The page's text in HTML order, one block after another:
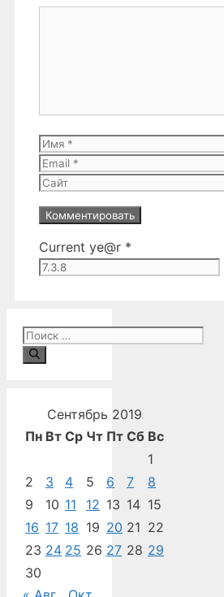
Имя
Email
Сайт
Current ye@r *
Поиск:
Сентябрь 2019
Пн Вт Ср Чт Пт Сб Вс
1
2
3 4 5 6 7
8
9
10 11 12 13 14 15
16 17 18 19 20 21 22
23 24 25 26 27 28 29
30